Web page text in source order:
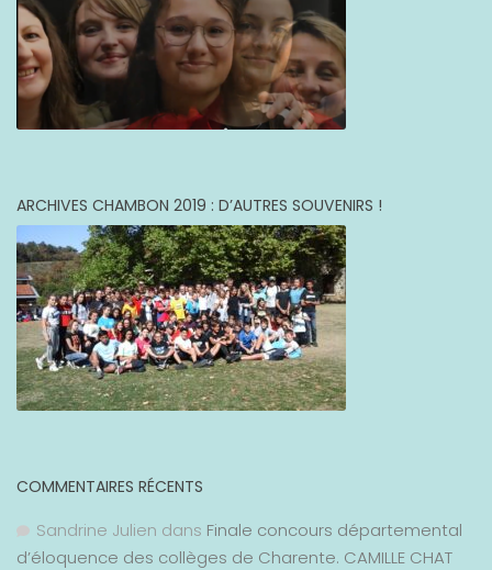
ARCHIVES CHAMBON 2019 : D’AUTRES SOUVENIRS !
COMMENTAIRES RÉCENTS
Sandrine Julien dans Finale concours départemental
d’éloquence des collèges de Charente. CAMILLE CHAT